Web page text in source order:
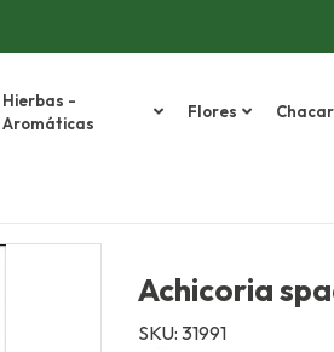
Hierbas -
Aromáticas
Flores
Achicoria
SKU: 31991